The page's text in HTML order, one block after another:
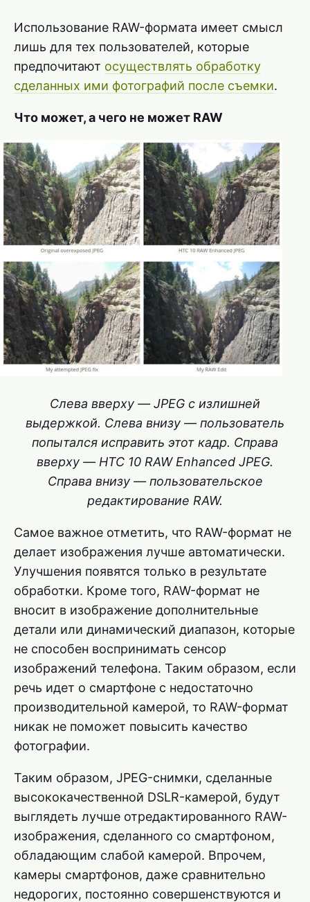
Использование RAW-формата имеет смысл
лишь для тех пользователей, которые
предпочитают осуществлять обработку
сделанных ими фотографий после съемки.
Что может, а чего не может RAW
Слева вверху — JPEG с излишней
выдержкой. Слева внизу — пользователь
попытался исправить этот кадр. Справа
вверху — HTC 10 RAW Enhanced JPEG.
Справа внизу — пользовательское
редактирование RAW.
Самое важное отметить, что RAW-формат не
делает изображения лучше автоматически.
Улучшения появятся только в результате
обработки. Кроме того, RAW-формат не
вносит в изображение дополнительные
детали или динамический диапазон, которые
не способен воспринимать сенсор
изображений телефона. Таким образом, если
речь идет о смартфоне с недостаточно
производительной камерой, то RAW-формат
никак не поможет повысить качество
фотографии.
Таким образом, JPEG-снимки, сделанные
высококачественной DSLR-камерой, будут
выглядеть лучше отредактированного RAW-
изображения, сделанного со смартфоном,
обладающим слабой камерой. Впрочем,
камеры смартфонов, даже сравнительно
недорогих, постоянно совершенствуются и